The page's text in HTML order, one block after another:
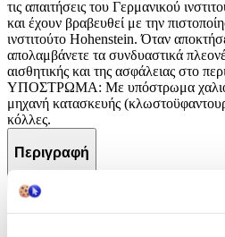
τις απαιτήσεις του Γερμανικού
και έχουν βραβευθεί με την
ινστιτούτο Hohenstein. Όταν
απολαμβάνετε τα συνδυαστικά
αισθητικής και της ασφάλειας στο
ΥΠΟΣΤΡΩΜΑ: Με υπόστρωμα
μηχανή κατασκευής
κόλλες.
Περιγραφή
Περιγραφή